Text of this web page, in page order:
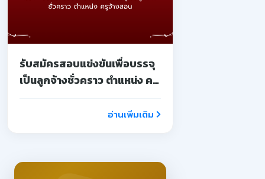
รับสมัครสอบแข่งขันเพื่อบรรจุ
เป็นลูกจ้างชั่วคราว ตำแหน่ง ครู
อ่านเพิ่มเติม